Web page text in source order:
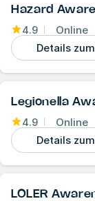
Hazard
4.9
Online
Details
Legionella
4.9
Online
Details
LOLER